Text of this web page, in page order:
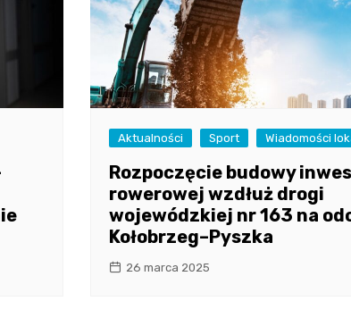
Aktualności Sport Wiadomości
Rozpoczęcie budowy
rowerowej wzdłuż drogi
wojewódzkiej nr 163 na
Kołobrzeg–Pyszka
26 marca 2025